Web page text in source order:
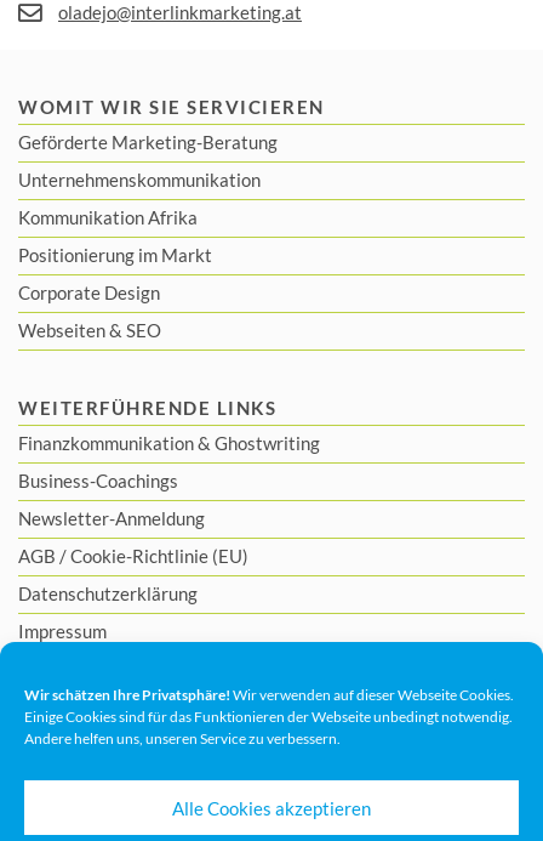
Wir schätzen Ihre Privatsphäre! Wir verwenden auf dieser Webseite Cookies.
Einige Cookies sind für das Funktionieren der Webseite unbedingt notwendig.
Andere helfen uns, unseren Service zu verbessern.
Alle Cookies akzeptieren
oladejo@interlinkmarketing.at
WOMIT WIR SIE SERVICIEREN
Geförderte Marketing-Beratung
Unternehmenskommunikation
Kommunikation Afrika
Positionierung im Markt
Corporate Design
Webseiten & SEO
WEITERFÜHRENDE LINKS
Finanzkommunikation& Ghostwriting
Business-Coachings
Newsletter-Anmeldung
AGB /Cookie-Richtlinie (EU)
Datenschutzerklärung
Impressum